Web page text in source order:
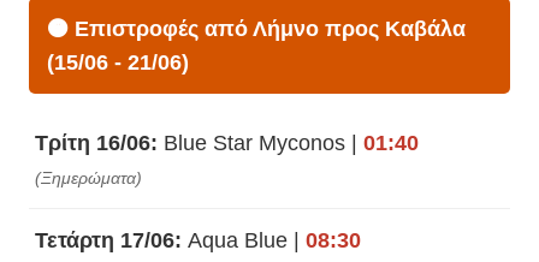
🟠 Επιστροφές από Λήμνο προς Καβάλα
(15/06 - 21/06)
Τρίτη 16/06: Blue Star Myconos | 01:40
(Ξημερώματα)
Τετάρτη 17/06: Aqua Blue | 08:30